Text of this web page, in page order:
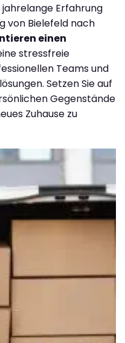
jahrelange Erfahrung
von Bielefeld nach
einen
stressfreie
Teams und
Setzen Sie auf
Gegenstände
Zuhause zu